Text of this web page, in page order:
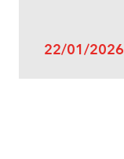
22/01/2026